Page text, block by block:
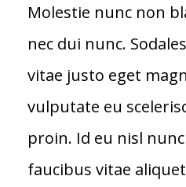
Molestie nunc non
nec dui nunc.
vitae justo eget
vulputate eu
proin. Id eu nisl
faucibus vitae